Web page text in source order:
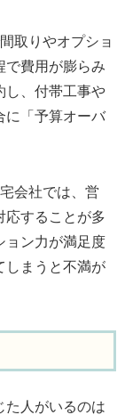
取りやオプショ
で費用が膨らみ
し、付帯工事や
に「予算オーバ
会社では、営
応することが多
ョン力が満足度
しまうと不満が
た人がいるのは